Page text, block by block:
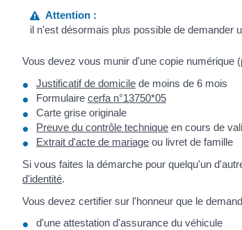
Attention :
il n'est désormais plus possible de demander
Vous devez vous munir d'une copie numérique
Justificatif de domicile de moins de 6 mois
Formulaire cerfa n°13750*05
Carte grise originale
Preuve du contrôle technique en cours de
Extrait d'acte de mariage ou livret de famille
Si vous faites la démarche pour quelqu'un
d'identité.
Vous devez certifier sur l'honneur que le
d'une attestation d'assurance du véhicule